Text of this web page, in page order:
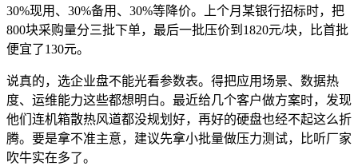
30%现用、30%备用、30%等降价。上个月某银行招标时，把
800块采购量分三批下单，最后一批压价到1820元/块，比首批
便宜了130元。
说真的，选企业盘不能光看参数表。得把应用场景、数据热
度、运维能力这些都想明白。最近给几个客户做方案时，发现
他们连机箱散热风道都没规划好，再好的硬盘也经不起这么折
腾。要是拿不准主意，建议先拿小批量做压力测试，比听厂家
吹牛实在多了。